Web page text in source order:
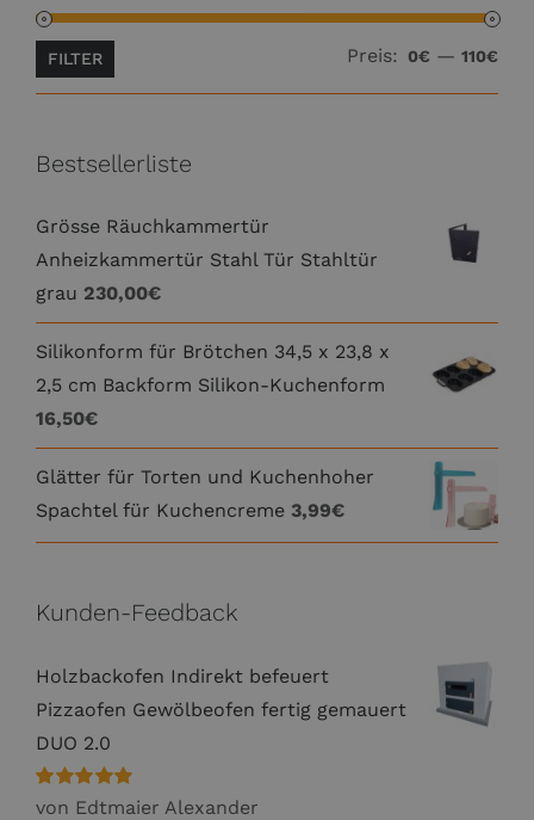
FILTER Preis: 0€ — 110€
Bestsellerliste
Grösse Räuchkammertür
Anheizkammertür Stahl Tür Stahltür
grau 230,00€
Silikonform für Brötchen 34,5 x 23,8 x
2,5 cm Backform Silikon-Kuchenform
16,50€
Glätter für Torten und Kuchenhoher
Spachtel für Kuchencreme 3,99€
Kunden-Feedback
Holzbackofen Indirekt befeuert
Pizzaofen Gewölbeofen fertig gemauert
DUO 2.0
Bewertet
von Edtmaier Alexander